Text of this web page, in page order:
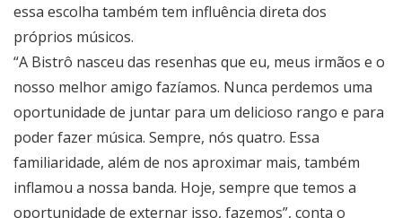
essa escolha também tem influência direta dos
próprios músicos.
“A Bistrô nasceu das resenhas que eu, meus irmãos e o
nosso melhor amigo fazíamos. Nunca perdemos uma
oportunidade de juntar para um delicioso rango e para
poder fazer música. Sempre, nós quatro. Essa
familiaridade, além de nos aproximar mais, também
inflamou a nossa banda. Hoje, sempre que temos a
oportunidade de externar isso, fazemos”, conta o